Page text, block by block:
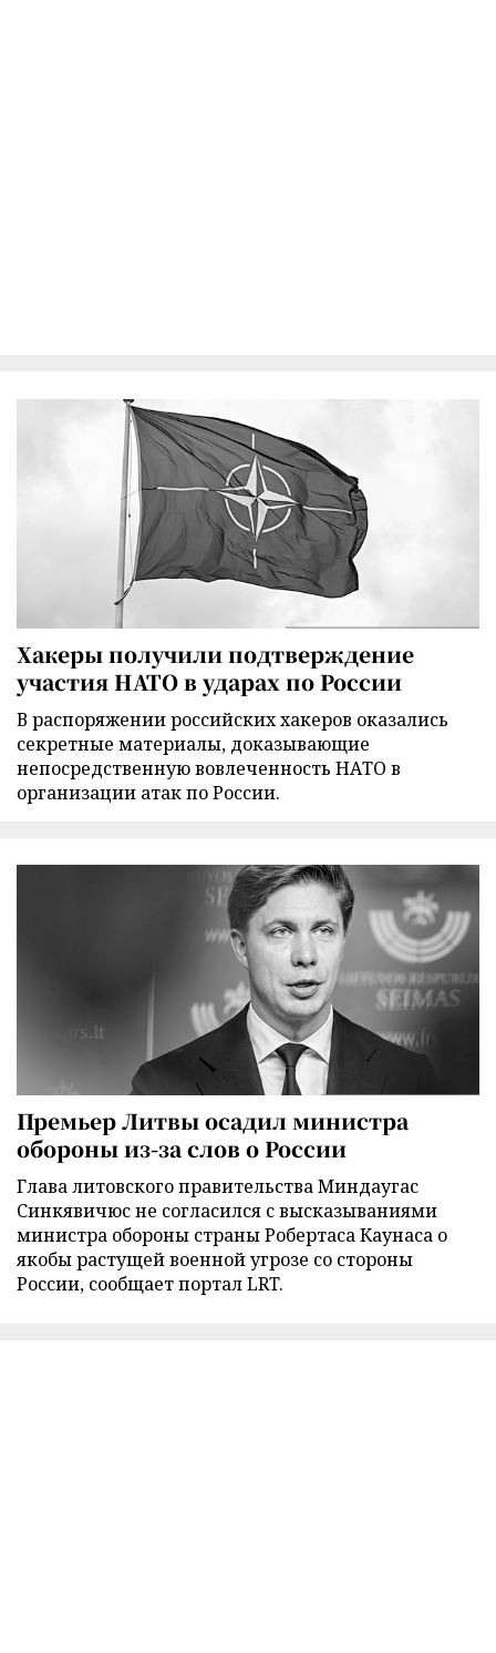
Хакеры получили подтверждение
участия НАТО в ударах по России
В распоряжении российских хакеров оказались
секретные материалы, доказывающие
непосредственную вовлеченность НАТО в
организации атак по России.
Премьер Литвы осадил министра
обороны из-за слов о России
Глава литовского правительства Миндаугас
Синкявичюс не согласился с высказываниями
министра обороны страны Робертаса Каунаса о
якобы растущей военной угрозе со стороны
России, сообщает портал LRT.